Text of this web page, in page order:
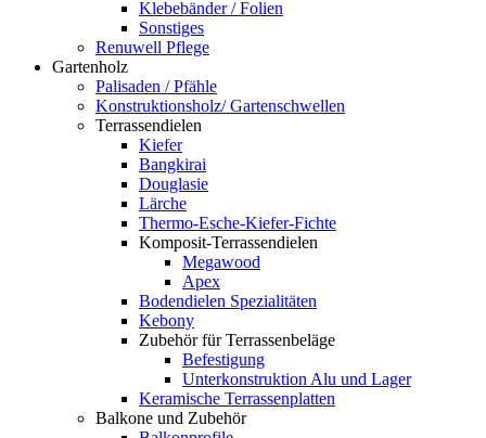
Klebebänder / Folien
Sonstiges
Renuwell Pflege
Gartenholz
Palisaden / Pfähle
Konstruktionsholz/ Gartenschwellen
Terrassendielen
Kiefer
Bangkirai
Douglasie
Lärche
Thermo-Esche-Kiefer-Fichte
Komposit-Terrassendielen
Megawood
Apex
Bodendielen Spezialitäten
Kebony
Zubehör für Terrassenbeläge
Befestigung
Unterkonstruktion Alu und Lager
Keramische Terrassenplatten
Balkone und Zubehör